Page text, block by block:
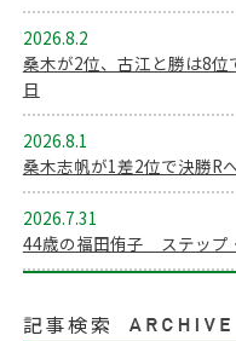
2026.8.2
桑木が2位、古江と勝は8
日
2026.8.1
桑木志帆が1差2位で決勝R
2026.7.31
44歳の福田侑子 ステップ
記事検索